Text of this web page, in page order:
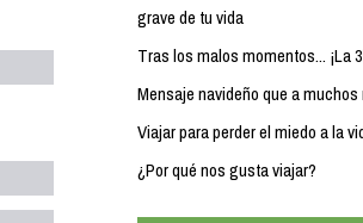
grave de tu vida
Tras los malos momentos... ¡La
Mensaje navideño que a
Viajar para perder el miedo a la
¿Por qué nos gusta viajar?